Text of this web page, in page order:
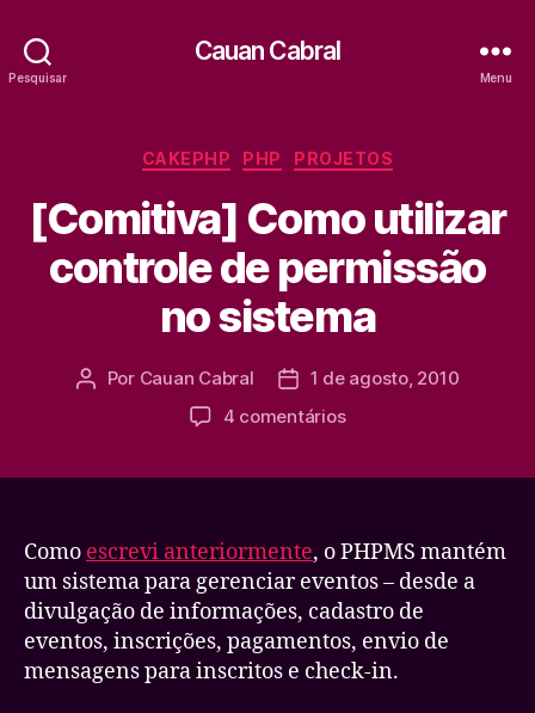
Pesquisar
Cauan Cabral
Menu
Categorias
CAKEPHP PHP PROJETOS
[Comitiva] Como utilizar
controle de permissão
no sistema
Autor
Por Cauan Cabral
Data1 de agosto, 2010
4 comentáriosem
de
permissão
sistema
Como escrevi anteriormente, o PHPMS mantém
um sistema para gerenciar eventos – desde a
divulgação de informações, cadastro de
eventos, inscrições, pagamentos, envio de
mensagens para inscritos e check-in.